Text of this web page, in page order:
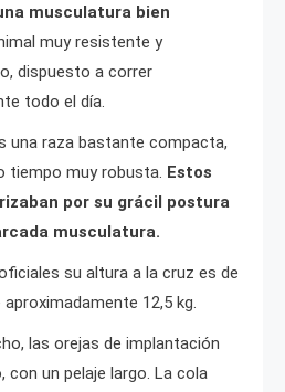
musculatura bien
muy resistente y
dispuesto a correr
todo el día.
una raza bastante compacta,
tiempo muy robusta. Estos
por su grácil postura
musculatura.
su altura a la cruz es de
12,5 kg.
las orejas de implantación
con un pelaje largo. La cola